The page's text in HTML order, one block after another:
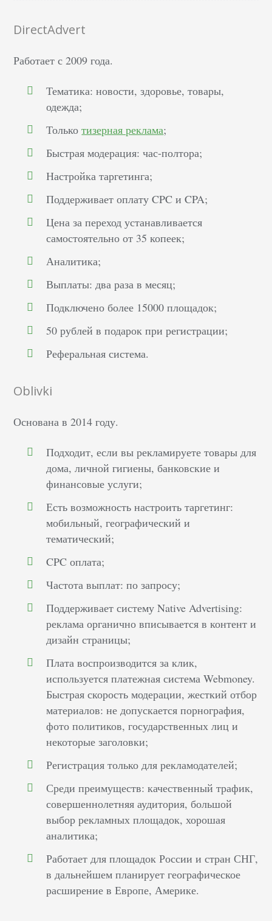
DirectAdvert
Работает с 2009 года.
Тематика: новости, здоровье, товары,
одежда;
Толькотизерная реклама;
Быстрая модерация: час-полтора;
Настройка таргетинга;
Поддерживает оплату CPC и CPA;
Цена за переход устанавливается
самостоятельно от 35 копеек;
Аналитика;
Выплаты: два раза в месяц;
Подключено более 15000 площадок;
50 рублей в подарок при регистрации;
Реферальная система.
Oblivki
Основана в 2014 году.
Подходит, если вы рекламируете товары для
дома, личной гигиены, банковские и
финансовые услуги;
Есть возможность настроить таргетинг:
мобильный, географический и
тематический;
CPC оплата;
Частота выплат: по запросу;
Поддерживает систему Native Advertising:
реклама органично вписывается в контент и
дизайн страницы;
Плата воспроизводится за клик,
используется платежная система Webmoney.
Быстрая скорость модерации, жесткий отбор
материалов: не допускается порнография,
фото политиков, государственных лиц и
некоторые заголовки;
Регистрация только для рекламодателей;
Среди преимуществ: качественный трафик,
совершеннолетняя аудитория, большой
выбор рекламных площадок, хорошая
аналитика;
Работает для площадок России и стран СНГ,
в дальнейшем планирует географическое
расширение в Европе, Америке.